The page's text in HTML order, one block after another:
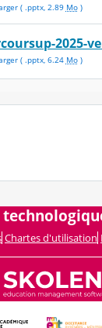
( .pptx, 2.89 Mo)
2025-
( .pptx, 6.24 Mo)
Chartes d'utilisation